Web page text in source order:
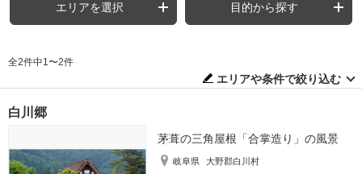
エリアを選択 目的から探す
全2件中1〜2件
エリアや条件で絞り込む
白川郷
茅葺の三角屋根「合掌造り」の風景
岐阜県 大野郡白川村